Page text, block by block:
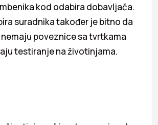
kod odabira dobavljača.
suradnika također je bitno da
poveznice sa tvrtkama
testiranje na životinjama.